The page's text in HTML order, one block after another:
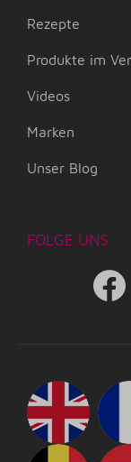
Rezepte
Produkte im
Videos
Marken
Unser Blog
FOLGE UNS